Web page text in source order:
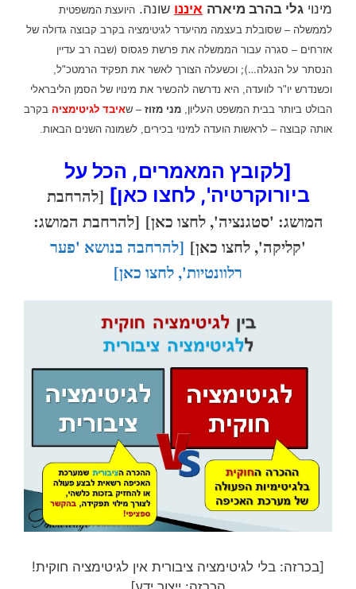
מינוי גלי בהרב מיארה איננו שונה. היועצת המשפטית
לממשלה – שסובלת בעצמה מהיעדר לגיטימציה בקרב קבוצה גדולה של
אזרחים – סגרה עבור הממשלה את פרשת פגסוס (שבה רב עדיין
הנסתר על הנגלה…); וכשעלה הצורך לאשר את תפקיד הרמטכ"ל,
וכשנדרש יו"ר לוועדה, היא נדרשה להכשיר את מינויו של הסמן הליבראלי
הבולט ביותר בבית המשפט העליון, מני מזוז – שאיבד לגיטימציה בקרב
אותה קבוצה – לראשות הועדה למינוי בכירים, לשמונה השנים הבאות.
[לקובץ המאמרים, הכל על
ביורוקרטיה', לחצו כאן] [להרחבת
המושג: 'סטגנציה', לחצו כאן] [להרחבת המושג:
'קליקה', לחצו כאן] [להרחבה בנושא 'פער
רלוונטיות', לחצו כאן]
[בכרזה: בלי לגיטימציה ציבורית אין לגיטימציה חוקית!